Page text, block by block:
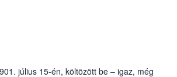
július 15-én, költözött be – igaz, még